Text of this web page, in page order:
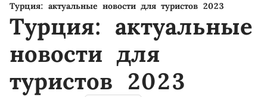
Турция: актуальные новости для туристов 2023
Турция: актуальные
новости для
туристов 2023